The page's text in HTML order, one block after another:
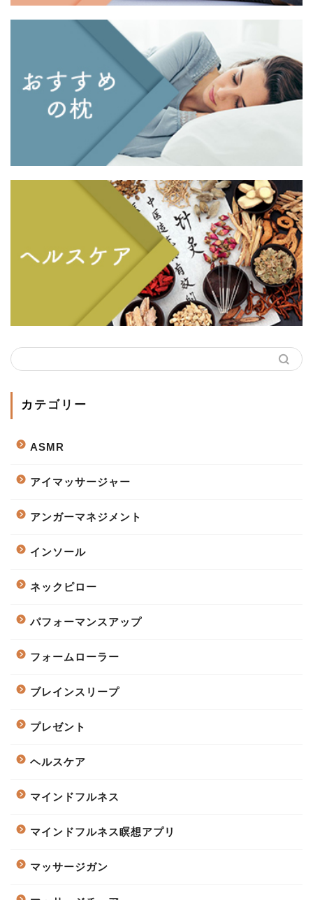
カテゴリー
ASMR
アイマッサージャー
アンガーマネジメント
インソール
ネックピロー
パフォーマンスアップ
フォームローラー
ブレインスリープ
プレゼント
ヘルスケア
マインドフルネス
マインドフルネス瞑想アプリ
マッサージガン